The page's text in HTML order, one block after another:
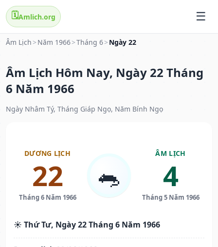
🗓️Amlich.org
Âm Lịch > Năm 1966>Tháng 6> Ngày 22
Âm Lịch Hôm Nay, Ngày 22 Tháng
6 Năm 1966
Ngày Nhâm Tý, Tháng Giáp Ngọ, Năm Bính Ngọ
DƯƠNG LỊCH
22
Tháng 6 Năm 1966
🐀
ÂM LỊCH
4
Tháng 5 Năm 1966
☀️ Thứ Tư, Ngày 22 Tháng 6 Năm 1966